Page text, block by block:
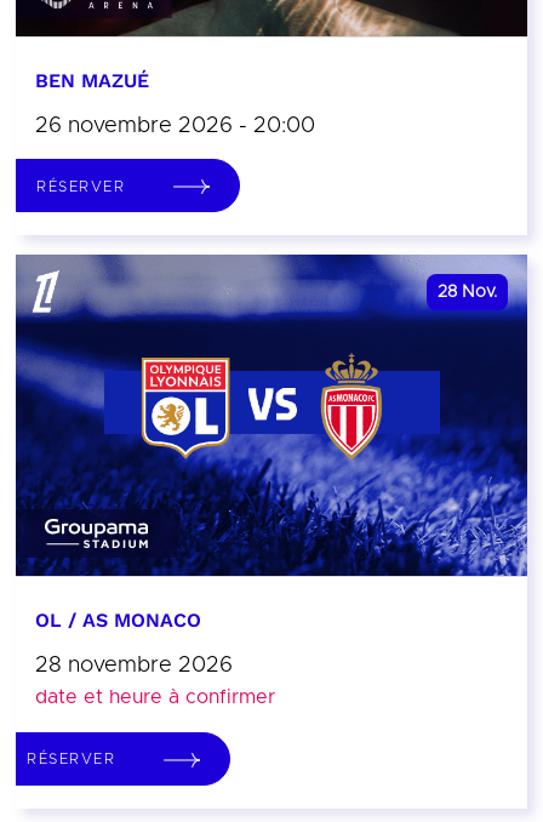
BEN MAZUÉ
26 novembre 2026 - 20:00
RÉSERVER
28 Nov.
OL / AS MONACO
28 novembre 2026
date et heure à confirmer
RÉSERVER